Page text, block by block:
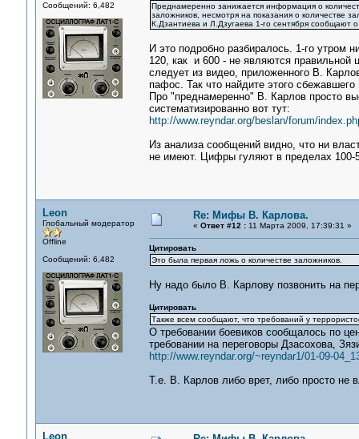
Сообщений: 6,482
Преднамеренно занижается информация о
заложников, несмотря на показания о количестве
К.Дзантиева и Л.Дзугаева 1-го сентября сообщают
И это подробно разбиралось. 1-го утром
120, как и 600 - не являются правильной
следует из видео, приложенного В.
пафос. Так что найдите этого
Про "преднамеренно" В. Карлов просто
систематизированно вот тут:
http://www.reyndar.org/beslan/forum/
Из анализа сообщений видно, что ни
не имеют. Цифры гуляют в пределах 100-
Leon
Глобальный модератор
Offline
Сообщений: 6,482
Re: Мифы В. Карлова.
« Ответ #12 :11 Марта 2009, 17:39:31 »
Цитировать
Это была первая ложь о количестве заложников.
Ну надо было В. Карлову позвонить на
Цитировать
Также всем сообщают, что требований у
О требовании боевиков сообщалось по
требовании на переговоры Дзасохова,
http://www.reyndar.org/~reyndar1/01-09-
Т.е. В. Карлов либо врет, либо просто не
Leon